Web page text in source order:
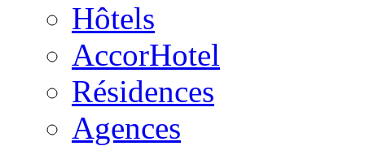
Hôtels
AccorHotel
Résidences
Agences